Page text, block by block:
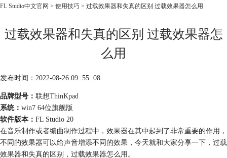
FL Studio中文官网 > 使用技巧 > 过载效果器和失真的区别 过载效果器怎么用
过载效果器和失真的区别 过载效果器怎
么用
发布时间：2022-08-26 09: 55: 08
品牌型号： 联想ThinKpad
系统： win7 64位旗舰版
软件版本： FL Studio 20
在音乐制作或者编曲制作过程中，效果器在其中起到了非常重要的作用，
不同的效果器可以给声音增添不同的效果，今天就和大家分享一下，过载
效果器和失真的区别，过载效果器怎么用。